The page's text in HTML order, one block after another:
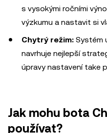
s vysokými ročními
výzkumu a nastavit si
Chytrý režim: Systém
navrhuje nejlepší
úpravy nastavení take
Jak mohu bota
používat?